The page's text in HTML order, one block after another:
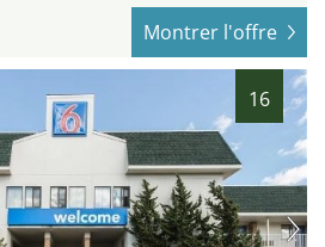
Montrer l'offre
16